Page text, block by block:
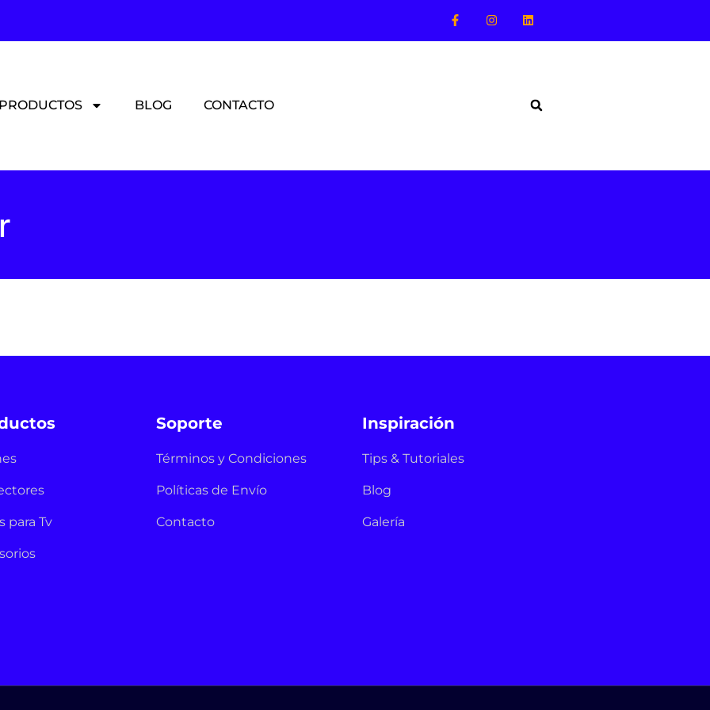
BLOG CONTACTO
para Tv
Soporte
Términos y Condiciones
Políticas de Envío
Contacto
Inspiración
Tips & Tutoriales
Blog
Galería